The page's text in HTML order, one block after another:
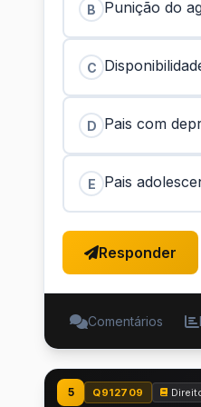
B Punição do
C
D Pais com
E Pais
Responder
Comentários
5 Q912709